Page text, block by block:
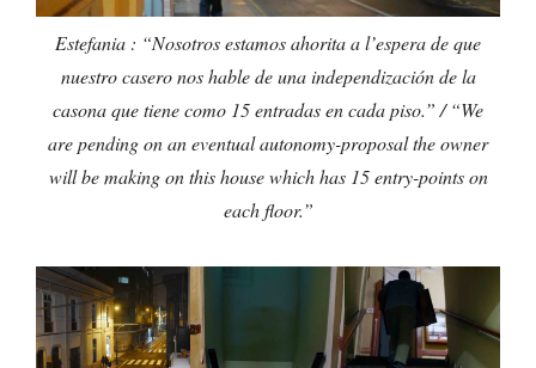
Estefania : “Nosotros estamos ahorita a l’espera de que
nuestro casero nos hable de una independización de la
casona que tiene como 15 entradas en cada piso.” / “We
are pending on an eventual autonomy-proposal the owner
will be making on this house which has 15 entry-points on
each floor.”